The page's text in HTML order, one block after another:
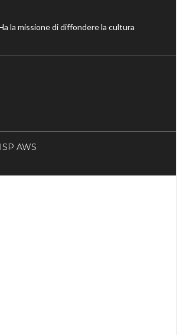
la missione di diffondere la cultura
AWS